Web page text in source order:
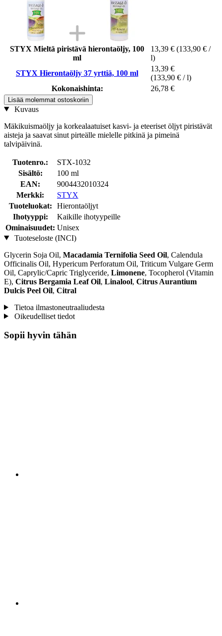
STYX Mieltä piristävä hierontaöljy, 100
ml
13,39 € (133,90 € /
l)
STYX Hierontaöljy 37 yrttiä, 100 ml
13,39 €
(133,90 € / l)
Kokonaishinta:
26,78 €
Lisää molemmat ostoskoriin
Kuvaus
Mäkikuismaöljy ja korkealaatuiset kasvi- ja eteeriset öljyt piristävät
aisteja ja saavat sinut pirteälle mielelle pitkinä ja pimeinä
talvipäivinä.
Tuotenro.:
STX-1032
Sisältö:
100 ml
EAN:
9004432010324
Merkki:
STYX
Tuoteluokat:
Hierontaöljyt
Ihotyyppi:
Kaikille ihotyypeille
Ominaisuudet: Unisex
Tuoteseloste (INCI)
Glycerin Soja Oil, Macadamia Ternifolia Seed Oil, Calendula
Officinalis Oil, Hypericum Perforatum Oil, Triticum Vulgare Germ
Oil, Caprylic/Capric Triglyceride, Limonene, Tocopherol (Vitamin
E), Citrus Bergamia Leaf Oil, Linalool, Citrus Aurantium
Dulcis Peel Oil, Citral
Tietoa ilmastoneutraaliudesta
Oikeudelliset tiedot
Sopii hyvin tähän